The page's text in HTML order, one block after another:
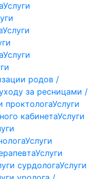
Услуги
Услуги
Услуги
родов /
за ресницами /
проктологаУслуги
кабинетаУслуги
Услуги
Услуги
сурдологаУслуги